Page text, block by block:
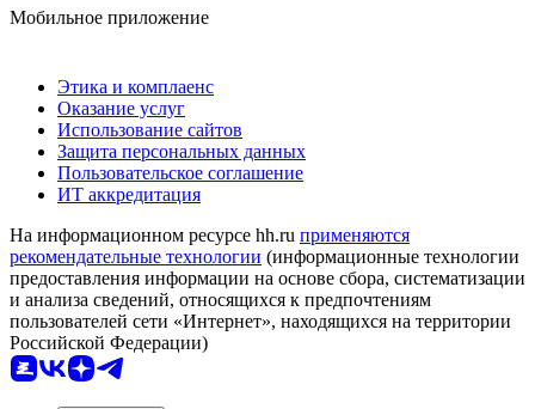
Мобильное приложение
Этика и комплаенс
Оказание услуг
Использование сайтов
Защита персональных данных
Пользовательское соглашение
ИТ аккредитация
На информационном ресурсе hh.ru применяются
рекомендательные технологии (информационные технологии
предоставления информации на основе сбора, систематизации
и анализа сведений, относящихся к предпочтениям
пользователей сети «Интернет», находящихся на территории
Российской Федерации)